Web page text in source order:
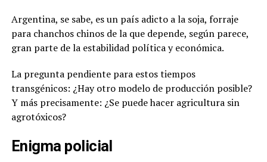
Argentina, se sabe, es un país adicto a la soja, forraje
para chanchos chinos de la que depende, según parece,
gran parte de la estabilidad política y económica.
La pregunta pendiente para estos tiempos
transgénicos: ¿Hay otro modelo de producción posible?
Y más precisamente: ¿Se puede hacer agricultura sin
agrotóxicos?
Enigma policial